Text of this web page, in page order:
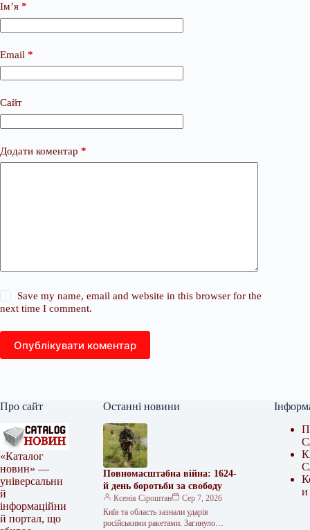
Ім’я *
Email *
Сайт
Додати коментар *
Save my name, email and website in this browser for the
next time I comment.
Опублікувати коментар
Про сайт
«Каталог
новин» —
універсальни
й
інформаційни
й портал, що
Останні новини
Повномасштабна війна: 1624-
й день боротьби за свободу
Ксенія Сіроштан
Сер 7, 2026
Київ та область зазнали ударів
російськими ракетами. Загинуло
и